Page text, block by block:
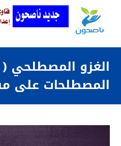
المصطلحات على